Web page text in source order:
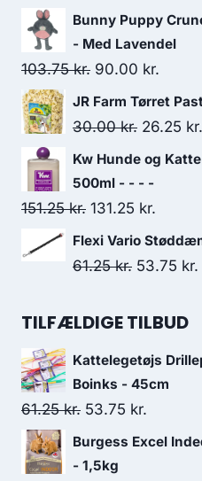
pris
var:
163.75
Bunny Puppy
- Med Lavendel
103.75kr. Den
oprindelige
pris
103.75 kr..
90.00 kr.
pris
JR Farm Tørret
30.00kr. Den
pris
var:
30.00 kr..
26.25 kr.
Kw Hunde og
500ml - - - -
151.25kr. Den
oprindelige
pris
151.25 kr..
131.25 kr.
pris
131.25
Flexi Vario
61.25kr. Den
pris
61.25 kr..
53.75 kr.
TILFÆLDIGE TILBUD
Kattelegetøjs
Boinks - 45cm
61.25kr. Den
oprindelige
pris
53.75 kr.
aktuelle
Burgess Excel
- 1,5kg